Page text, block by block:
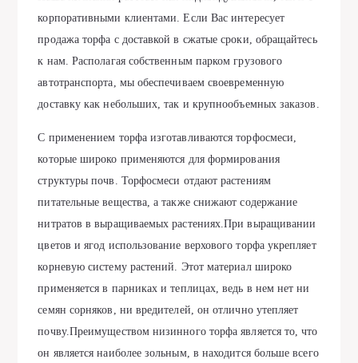
корпоративными клиентами. Если Вас интересует
продажа торфа с доставкой в сжатые сроки, обращайтесь
к нам. Располагая собственным парком грузового
автотранспорта, мы обеспечиваем своевременную
доставку как небольших, так и крупнообъемных заказов.
С применением торфа изготавливаются торфосмеси,
которые широко применяются для формирования
структуры почв. Торфосмеси отдают растениям
питательные вещества, а также снижают содержание
нитратов в выращиваемых растениях.При выращивании
цветов и ягод использование верхового торфа укрепляет
корневую систему растений. Этот материал широко
применяется в парниках и теплицах, ведь в нем нет ни
семян сорняков, ни вредителей, он отлично утепляет
почву.Преимуществом низинного торфа является то, что
он является наиболее зольным, в находится больше всего